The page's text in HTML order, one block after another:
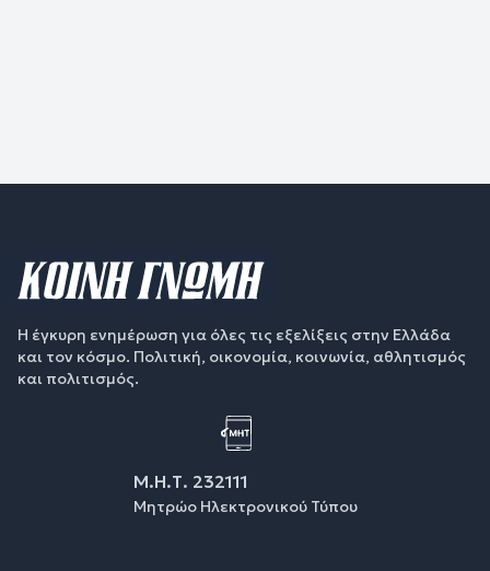
Η έγκυρη ενημέρωση για όλες τις εξελίξεις στην Ελλάδα
και τον κόσμο. Πολιτική, οικονομία, κοινωνία, αθλητισμός
και πολιτισμός.
Μ.Η.Τ. 232111
Μητρώο Ηλεκτρονικού Τύπου